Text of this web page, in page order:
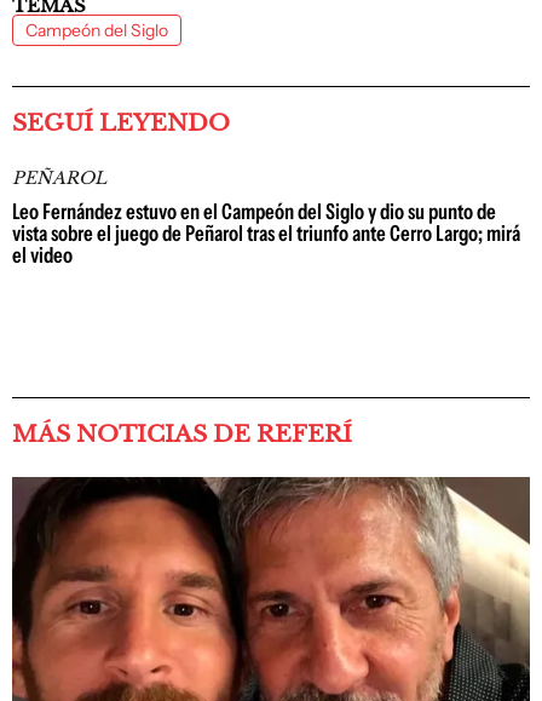
TEMAS
Campeón del Siglo
SEGUÍ LEYENDO
PEÑAROL
Leo Fernández estuvo en el Campeón del Siglo y dio su punto de
vista sobre el juego de Peñarol tras el triunfo ante Cerro Largo; mirá
el video
MÁS NOTICIAS DE REFERÍ